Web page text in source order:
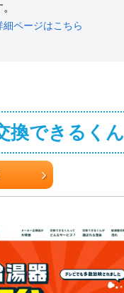
ページはこちら
換できるくん